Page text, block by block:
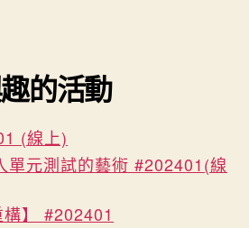
的活動
(線上)
單元測試的藝術 #202401(線
構】 #202401